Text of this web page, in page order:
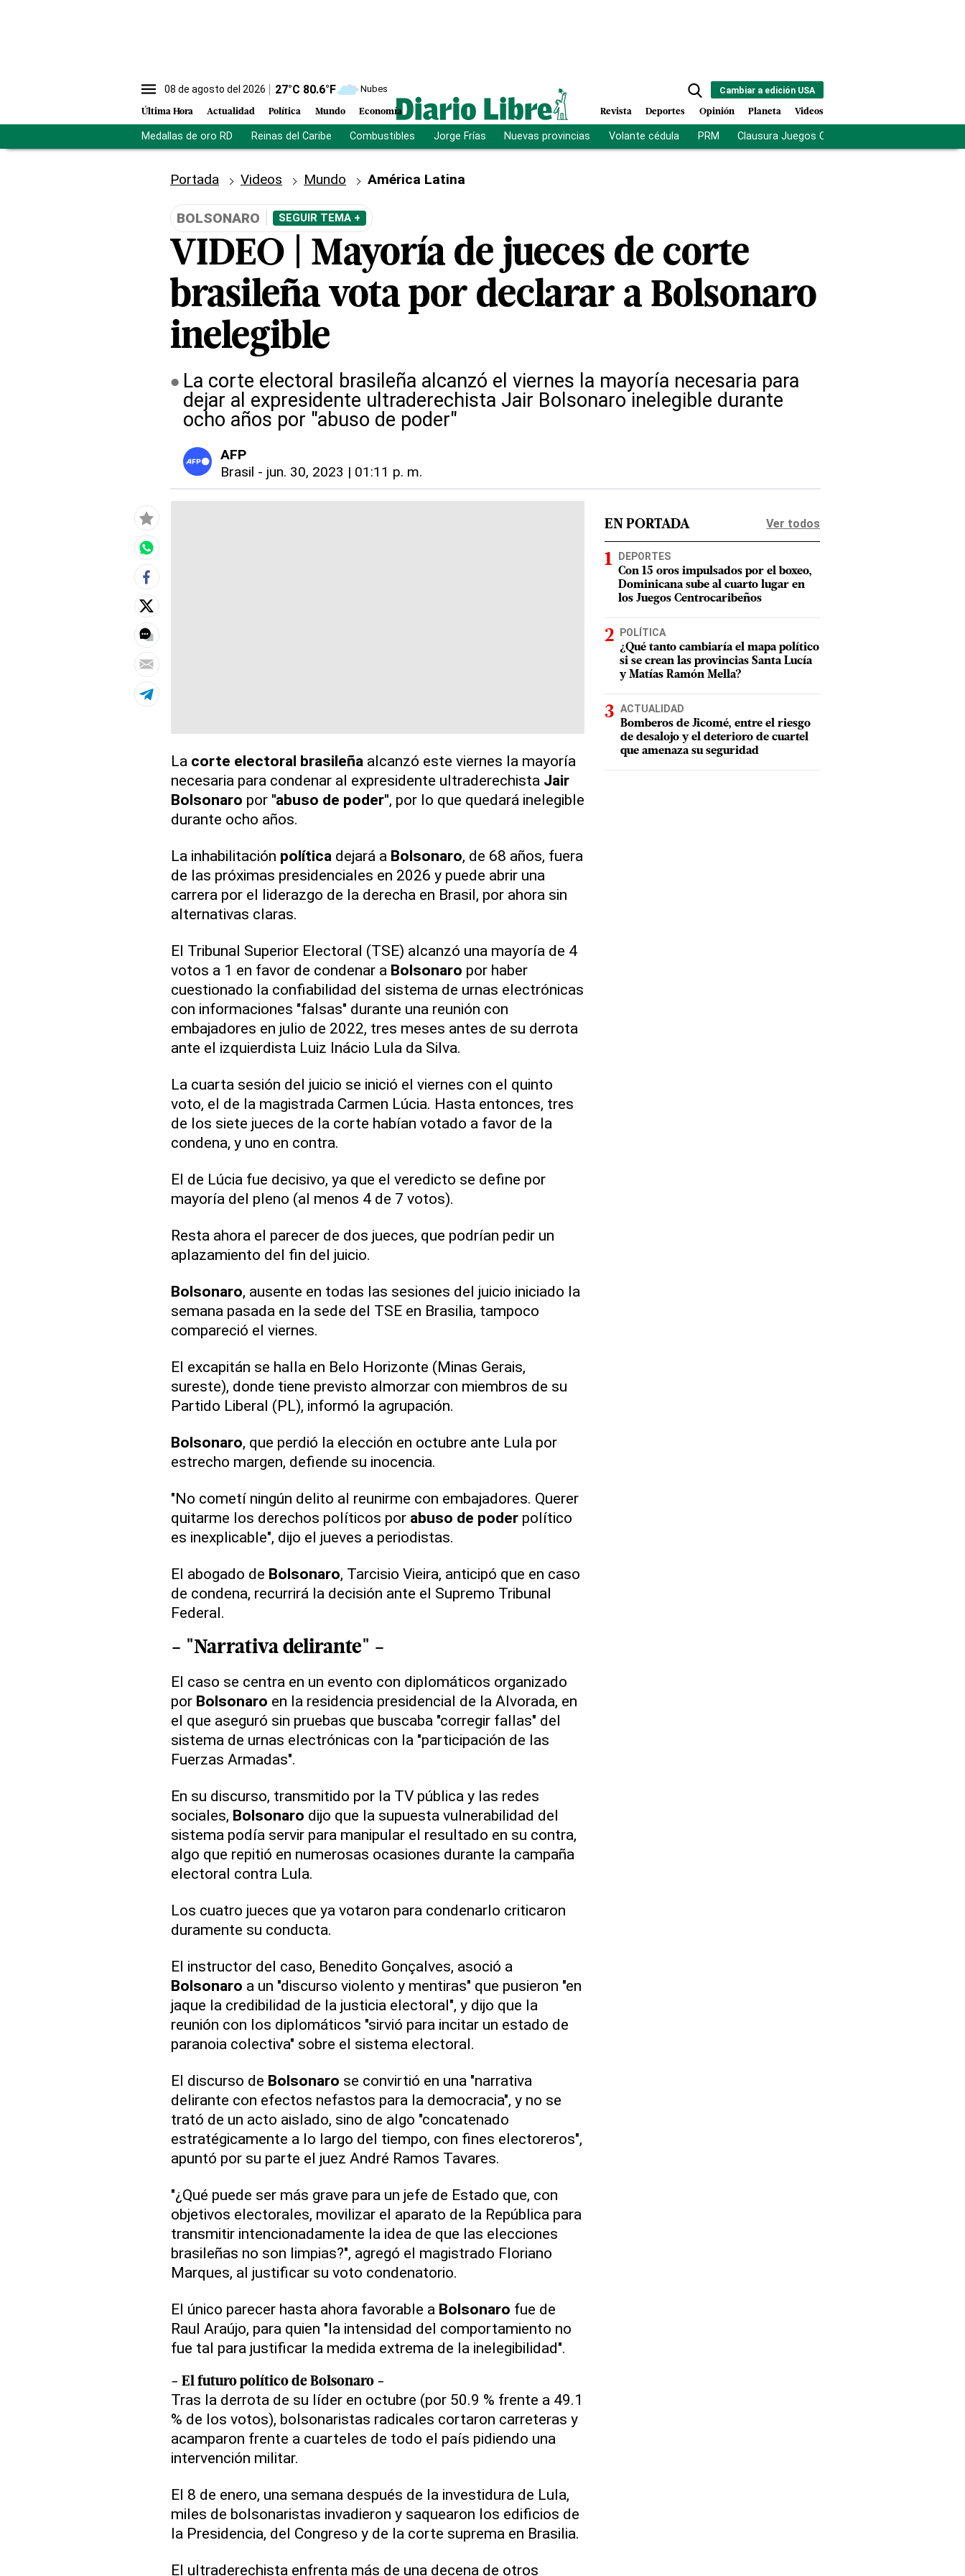
08 de agosto del 2026 27°C 80.6°F Nubes
Última Hora Actualidad Política Mundo Economía
Cambiar a edición USA
Revista Deportes Opinión Planeta Videos
Medallas de oro RD Reinas del Caribe Combustibles Jorge Frías Nuevas provincias Volante cédula PRM Clausura Juegos Centroamericanos
Portada Videos Mundo América Latina
BOLSONARO SEGUIR TEMA +
VIDEO | Mayoría de jueces de corte
brasileña vota por declarar a Bolsonaro
inelegible
La corte electoral brasileña alcanzó el viernes la mayoría necesaria para
dejar al expresidente ultraderechista Jair Bolsonaro inelegible durante
ocho años por "abuso de poder"
AFP
Brasil - jun. 30, 2023 | 01:11 p. m.
La corte electoral brasileña alcanzó este viernes la mayoría
necesaria para condenar al expresidente ultraderechista Jair
Bolsonaro por "abuso de poder", por lo que quedará inelegible
durante ocho años.
La inhabilitación política dejará a Bolsonaro, de 68 años, fuera
de las próximas presidenciales en 2026 y puede abrir una
carrera por el liderazgo de la derecha en Brasil, por ahora sin
alternativas claras.
El Tribunal Superior Electoral (TSE) alcanzó una mayoría de 4
votos a 1 en favor de condenar a Bolsonaro por haber
cuestionado la confiabilidad del sistema de urnas electrónicas
con informaciones "falsas" durante una reunión con
embajadores en julio de 2022, tres meses antes de su derrota
ante el izquierdista Luiz Inácio Lula da Silva.
La cuarta sesión del juicio se inició el viernes con el quinto
voto, el de la magistrada Carmen Lúcia. Hasta entonces, tres
de los siete jueces de la corte habían votado a favor de la
condena, y uno en contra.
El de Lúcia fue decisivo, ya que el veredicto se define por
mayoría del pleno (al menos 4 de 7 votos).
Resta ahora el parecer de dos jueces, que podrían pedir un
aplazamiento del fin del juicio.
Bolsonaro, ausente en todas las sesiones del juicio iniciado la
semana pasada en la sede del TSE en Brasilia, tampoco
compareció el viernes.
El excapitán se halla en Belo Horizonte (Minas Gerais,
sureste), donde tiene previsto almorzar con miembros de su
Partido Liberal (PL), informó la agrupación.
Bolsonaro, que perdió la elección en octubre ante Lula por
estrecho margen, defiende su inocencia.
"No cometí ningún delito al reunirme con embajadores. Querer
quitarme los derechos políticos por abuso de poderpolítico
es inexplicable", dijo el jueves a periodistas.
El abogado de Bolsonaro, Tarcisio Vieira, anticipó que en caso
de condena, recurrirá la decisión ante el Supremo Tribunal
Federal.
- "Narrativa delirante" -
El caso se centra en un evento con diplomáticos organizado
por Bolsonaro en la residencia presidencial de la Alvorada, en
el que aseguró sin pruebas que buscaba "corregir fallas" del
sistema de urnas electrónicas con la "participación de las
Fuerzas Armadas".
En su discurso, transmitido por la TV pública y las redes
sociales, Bolsonaro dijo que la supuesta vulnerabilidad del
sistema podía servir para manipular el resultado en su contra,
algo que repitió en numerosas ocasiones durante la campaña
electoral contra Lula.
Los cuatro jueces que ya votaron para condenarlo criticaron
duramente su conducta.
El instructor del caso, Benedito Gonçalves, asoció a
Bolsonaro a un "discurso violento y mentiras" que pusieron "en
jaque la credibilidad de la justicia electoral", y dijo que la
reunión con los diplomáticos "sirvió para incitar un estado de
paranoia colectiva" sobre el sistema electoral.
El discurso de Bolsonaro se convirtió en una "narrativa
delirante con efectos nefastos para la democracia", y no se
trató de un acto aislado, sino de algo "concatenado
estratégicamente a lo largo del tiempo, con fines electoreros",
apuntó por su parte el juez André Ramos Tavares.
"¿Qué puede ser más grave para un jefe de Estado que, con
objetivos electorales, movilizar el aparato de la República para
transmitir intencionadamente la idea de que las elecciones
brasileñas no son limpias?", agregó el magistrado Floriano
Marques, al justificar su voto condenatorio.
El único parecer hasta ahora favorable a Bolsonaro fue de
Raul Araújo, para quien "la intensidad del comportamiento no
fue tal para justificar la medida extrema de la inelegibilidad".
- El futuro político de Bolsonaro-
Tras la derrota de su líder en octubre (por 50.9 % frente a 49.1
% de los votos), bolsonaristas radicales cortaron carreteras y
acamparon frente a cuarteles de todo el país pidiendo una
intervención militar.
El 8 de enero, una semana después de la investidura de Lula,
miles de bolsonaristas invadieron y saquearon los edificios de
la Presidencia, del Congreso y de la corte suprema en Brasilia.
El ultraderechista enfrenta más de una decena de otros
EN PORTADA Ver todos
DEPORTES
Con 15 oros impulsados por el boxeo,
Dominicana sube al cuarto lugar en
los Juegos Centrocaribeños
POLÍTICA
¿Qué tanto cambiaría el mapa político
si se crean las provincias Santa Lucía
y Matías Ramón Mella?
ACTUALIDAD
Bomberos de Jicomé, entre el riesgo
de desalojo y el deterioro de cuartel
que amenaza su seguridad